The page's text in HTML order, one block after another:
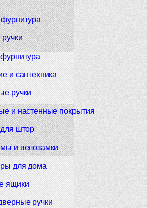
и сантехника
ручки
и настенные покрытия
штор
и велозамки
для дома
ящики
ручки